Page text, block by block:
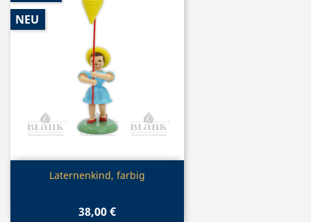
Vorschau
Laternenkind, farbig
38,00 €
NEU